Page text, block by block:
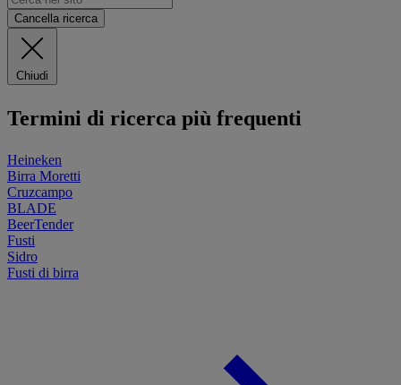
Cancella ricerca
Chiudi
Termini di ricerca più frequenti
Heineken
Birra Moretti
Cruzcampo
BLADE
BeerTender
Fusti
Sidro
Fusti di birra